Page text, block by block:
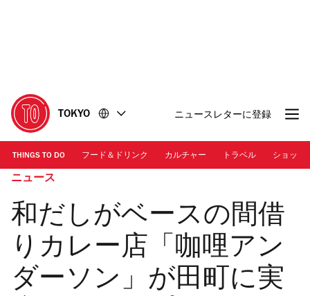
に
移
動
移
動
TOKYO ニュースレターに登録
THINGS TO DO フード＆ドリンク カルチャー トラベル ショッピ
ニュース
和だしがベースの間借
りカレー店「咖哩アン
ダーソン」が田町に実